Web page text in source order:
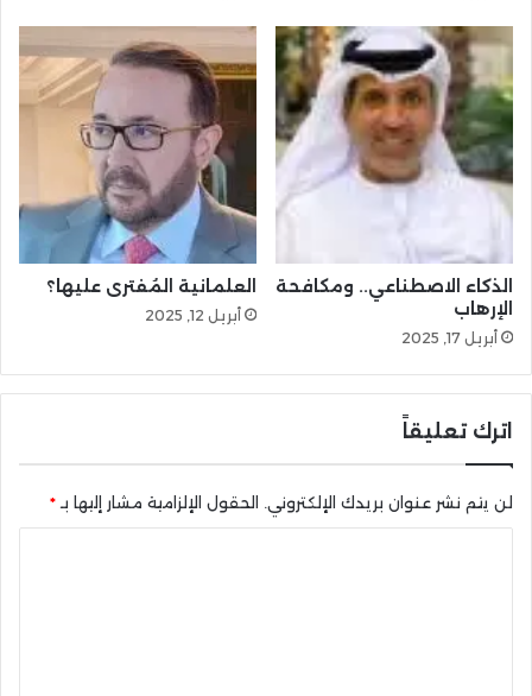
الذكاء الاصطناعي.. ومكافحة
الإرهاب
أبريل 17, 2025
العلمانية المُفترى عليها؟
أبريل 12, 2025
اترك تعليقاً
لن يتم نشر عنوان بريدك الإلكتروني. الحقول الإلزامية مشار إليها بـ *